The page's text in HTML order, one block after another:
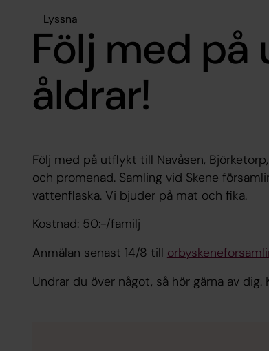
Lyssna
Följ med
åldrar!
Följ med på utflykt till Navåsen,
och promenad. Samling vid Skene
vattenflaska. Vi bjuder på mat och fika.
Kostnad: 50:-/familj
Anmälan senast 14/8 till
Undrar du över något, så hör gärna av